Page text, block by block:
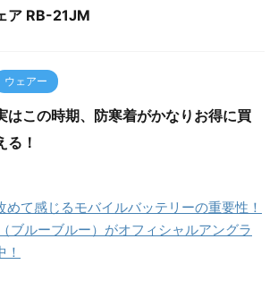
ア RB-21JM
ウェアー
はこの時期、防寒着がかなりお得に買
る！
めて感じるモバイルバッテリーの重要性！
ブルーブルー）がオフィシャルアングラ
！